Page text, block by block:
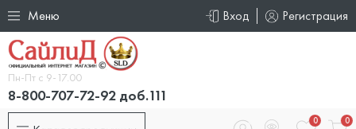
Меню Вход Регистрация
Пн-Пт с 9-17.00
8-800-707-72-92 доб.111
0 0